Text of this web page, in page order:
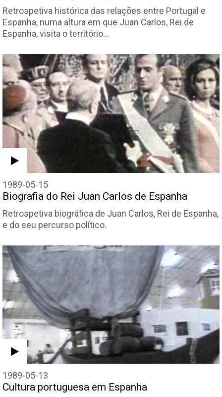
Retrospetiva histórica das relações entre Portugal e
Espanha, numa altura em que Juan Carlos, Rei de
Espanha, visita o território…
1989-05-15
Biografia do Rei Juan Carlos de Espanha
Retrospetiva biográfica de Juan Carlos, Rei de Espanha,
e do seu percurso político.
1989-05-13
Cultura portuguesa em Espanha